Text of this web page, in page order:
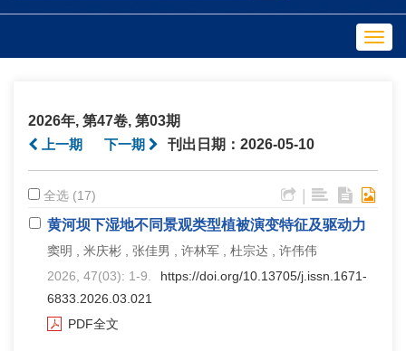
2026年, 第47卷, 第03期
刊出日期：2026-05-10
上一期 下一期
全选 (17) |
黄河坝下湿地不同景观类型植被演变特征及驱动力
窦明 , 米庆彬 , 张佳男 , 许林军 , 杜宗达 , 许伟伟
2026, 47(03): 1-9.
https://doi.org/10.13705/j.issn.1671-
6833.2026.03.021
PDF全文